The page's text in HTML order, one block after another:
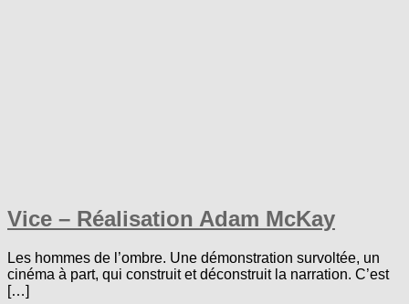
Vice – Réalisation Adam McKay
Les hommes de l’ombre. Une démonstration survoltée, un
cinéma à part, qui construit et déconstruit la narration. C’est
[…]